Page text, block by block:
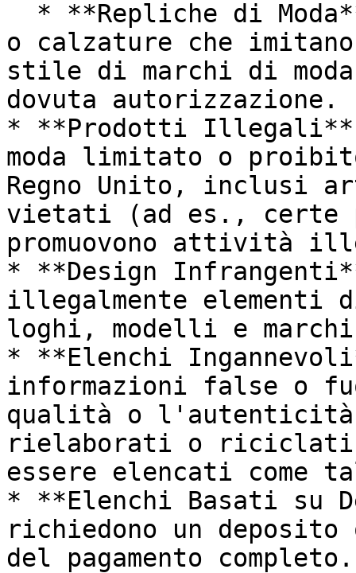
o calzature che
stile di marchi di
dovuta autorizzazione.
* **Prodotti
moda limitato o
Regno Unito, inclusi
vietati (ad es., certe
promuovono attività
* **Design
illegalmente
loghi, modelli e
* **Elenchi
informazioni false o
qualità o
rielaborati o riciclati
essere elencati come
* **Elenchi Basati su
richiedono un deposito
del pagamento completo.